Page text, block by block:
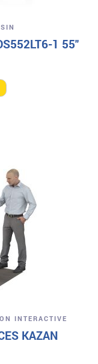
1 55″
INTERACTIVE
KAZAN